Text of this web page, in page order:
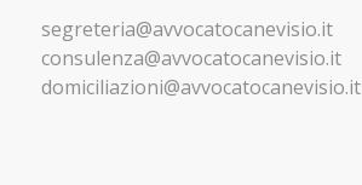
segreteria@avvocatocanevisio.it
consulenza@avvocatocanevisio.it
domiciliazioni@avvocatocanevisio.it